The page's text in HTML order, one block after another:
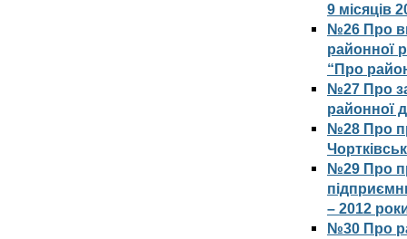
9 місяців
№26 Про
районної
“Про
№27 Про
районної
№28 Про
№29 Про
– 2012
№30 Про